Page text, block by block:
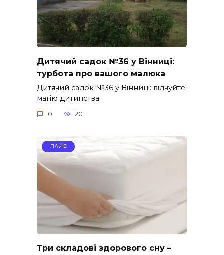
Дитячий садок №36 у Вінниці:
турбота про вашого малюка
Дитячий садок №36 у Вінниці: відчуйте
магію дитинства
0 20
ЛАЙФ
Три складові здорового сну –